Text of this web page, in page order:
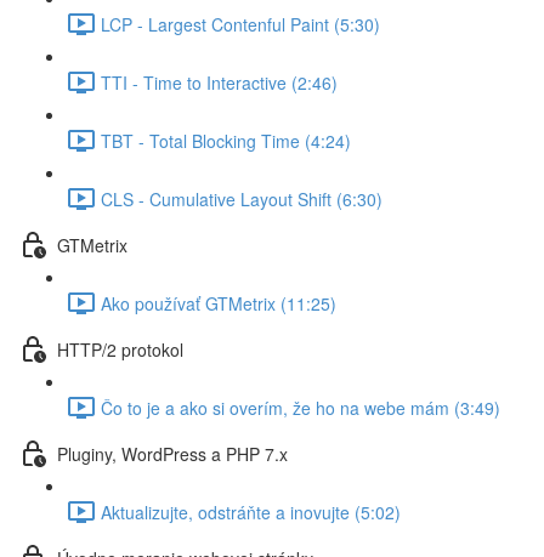
LCP - Largest Contenful Paint (5:30)
TTI - Time to Interactive (2:46)
TBT - Total Blocking Time (4:24)
CLS - Cumulative Layout Shift (6:30)
GTMetrix
Ako používať GTMetrix (11:25)
HTTP/2 protokol
Čo to je a ako si overím, že ho na webe mám (3:49)
Pluginy, WordPress a PHP 7.x
Aktualizujte, odstráňte a inovujte (5:02)